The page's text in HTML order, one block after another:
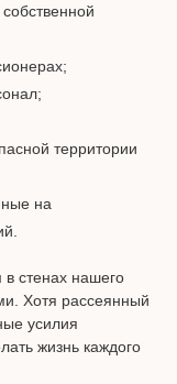
территории
на
стенах нашего
Хотя рассеянный
усилия
жизнь каждого